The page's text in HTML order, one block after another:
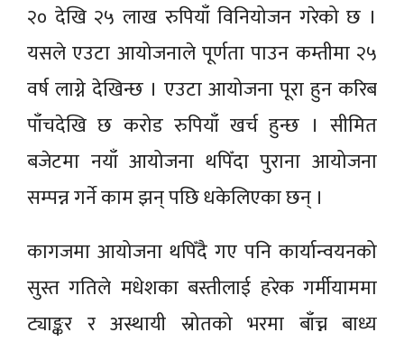
२० देखि २५ लाख रुपियाँ विनियोजन गरेको छ ।
यसले एउटा आयोजनाले पूर्णता पाउन कम्तीमा २५
वर्ष लाग्ने देखिन्छ । एउटा आयोजना पूरा हुन करिब
पाँचदेखि छ करोड रुपियाँ खर्च हुन्छ । सीमित
बजेटमा नयाँ आयोजना थपिँदा पुराना आयोजना
सम्पन्न गर्ने काम झन् पछि धकेलिएका छन् ।
कागजमा आयोजना थपिँदै गए पनि कार्यान्वयनको
सुस्त गतिले मधेशका बस्तीलाई हरेक गर्मीयाममा
ट्याङ्कर र अस्थायी स्रोतको भरमा बाँच्न बाध्य